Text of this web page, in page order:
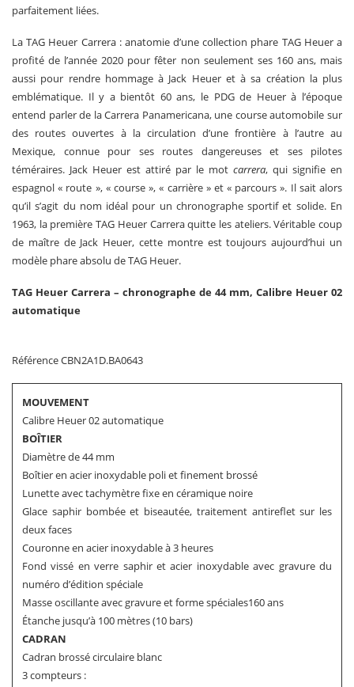
parfaitement liées.
La TAG Heuer Carrera : anatomie d’une collection phare TAG Heuer a
profité de l’année 2020 pour fêter non seulement ses 160 ans, mais
aussi pour rendre hommage à Jack Heuer et à sa création la plus
emblématique. Il y a bientôt 60 ans, le PDG de Heuer à l’époque
entend parler de la Carrera Panamericana, une course automobile sur
des routes ouvertes à la circulation d’une frontière à l’autre au
Mexique, connue pour ses routes dangereuses et ses pilotes
téméraires. Jack Heuer est attiré par le mot carrera, qui signifie en
espagnol « route », « course », « carrière » et « parcours ». Il sait alors
qu’il s’agit du nom idéal pour un chronographe sportif et solide. En
1963, la première TAG Heuer Carrera quitte les ateliers. Véritable coup
de maître de Jack Heuer, cette montre est toujours aujourd’hui un
modèle phare absolu de TAG Heuer.
TAG Heuer Carrera – chronographe de 44 mm, Calibre Heuer 02
automatique
Référence CBN2A1D.BA0643
MOUVEMENT
Calibre Heuer 02 automatique
BOÎTIER
Diamètre de 44 mm
Boîtier en acier inoxydable poli et finement brossé
Lunette avec tachymètre fixe en céramique noire
Glace saphir bombée et biseautée, traitement antireflet sur les
deux faces
Couronne en acier inoxydable à 3 heures
Fond vissé en verre saphir et acier inoxydable avec gravure du
numéro d’édition spéciale
Masse oscillante avec gravure et forme spéciales160 ans
Étanche jusqu’à 100 mètres (10 bars)
CADRAN
Cadran brossé circulaire blanc
3 compteurs :